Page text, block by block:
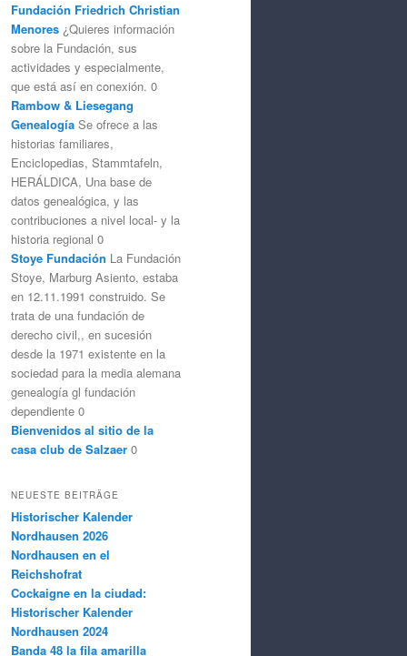
Fundación Friedrich Christian
Menores ¿Quieres información
sobre la Fundación, sus
actividades y especialmente,
que está así en conexión. 0
Rambow & Liesegang
Genealogía Se ofrece a las
historias familiares,
Enciclopedias, Stammtafeln,
HERÁLDICA, Una base de
datos genealógica, y las
contribuciones a nivel local- y la
historia regional 0
Stoye Fundación La Fundación
Stoye, Marburg Asiento, estaba
en 12.11.1991 construido. Se
trata de una fundación de
derecho civil,, en sucesión
desde la 1971 existente en la
sociedad para la media alemana
genealogía gl fundación
dependiente 0
Bienvenidos al sitio de la
casa club de Salzaer 0
NEUESTE BEITRÄGE
Historischer Kalender
Nordhausen 2026
Nordhausen en el
Reichshofrat
Cockaigne en la ciudad:
Historischer Kalender
Nordhausen 2024
Banda 48 la fila amarilla